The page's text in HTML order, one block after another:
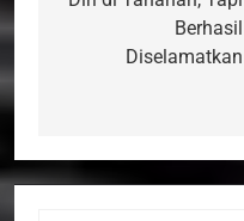
Berhasil
Diselamatkan